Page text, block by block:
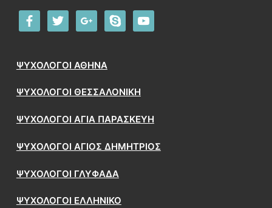
facebooktwitter google skype youtube
ΨΥΧΟΛΟΓΟΙ ΑΘΗΝΑ
ΨΥΧΟΛΟΓΟΙ ΘΕΣΣΑΛΟΝΙΚΗ
ΨΥΧΟΛΟΓΟΙ ΑΓΙΑ ΠΑΡΑΣΚΕΥΗ
ΨΥΧΟΛΟΓΟΙ ΑΓΙΟΣ ΔΗΜΗΤΡΙΟΣ
ΨΥΧΟΛΟΓΟΙ ΓΛΥΦΑΔΑ
ΨΥΧΟΛΟΓΟΙ ΕΛΛΗΝΙΚΟ